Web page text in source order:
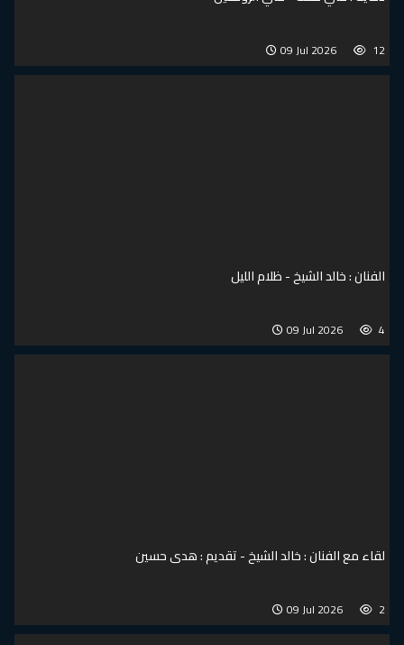
09
- ظلام الليل
خالد الشيخ - تقديم : هدى حسين